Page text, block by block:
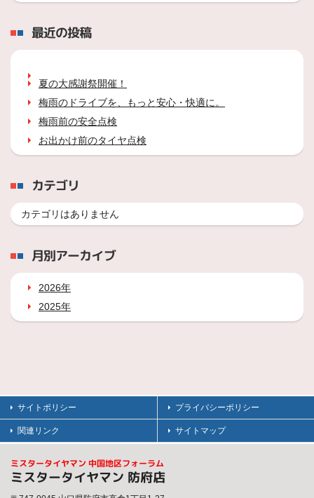
最近の投稿
夏の大感謝祭開催！
梅雨のドライブを、もっと安心・快適に。
梅雨前の安全点検
お出かけ前のタイヤ点検
カテゴリ
カテゴリはありません
月別アーカイブ
2026年
2025年
サイトポリシー プライバシーポリシー
関連リンク サイトマップ
ミスタータイヤマン 中国地区フォーラム
ミスタータイヤマン 防府店